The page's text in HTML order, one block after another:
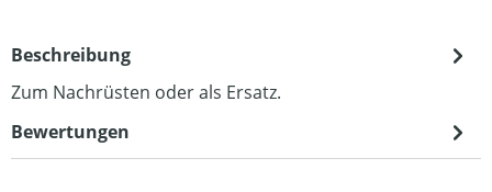
Beschreibung
Zum Nachrüsten oder als Ersatz.
Bewertungen